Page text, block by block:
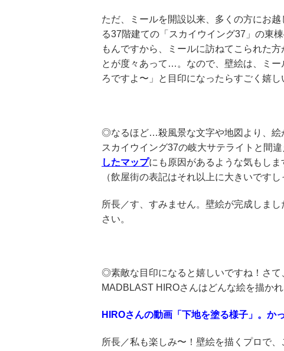
ただ、ミールを開設以来、多くの方にお
る37階建ての「スカイウイング37」の東
もんですから、ミールに訪ねてこられた
とが度々あって…。なので、壁絵は、ミ
ろですよ〜」と目印になったらすごく嬉し
◎なるほど…殺風景な文字や地図より、絵
スカイウイング37の岐大サテライトと間
したマップにも原因があるような気もし
（飲屋街の表記はそれ以上に大きいですし
所長／す、すみません。壁絵が完成しま
さい。
◎素敵な目印になると嬉しいですね！さて
MADBLAST HIROさんはどんな絵を描か
HIROさんの動画「下地を塗る様子」。か
所長／私も楽しみ〜！壁絵を描くプロで